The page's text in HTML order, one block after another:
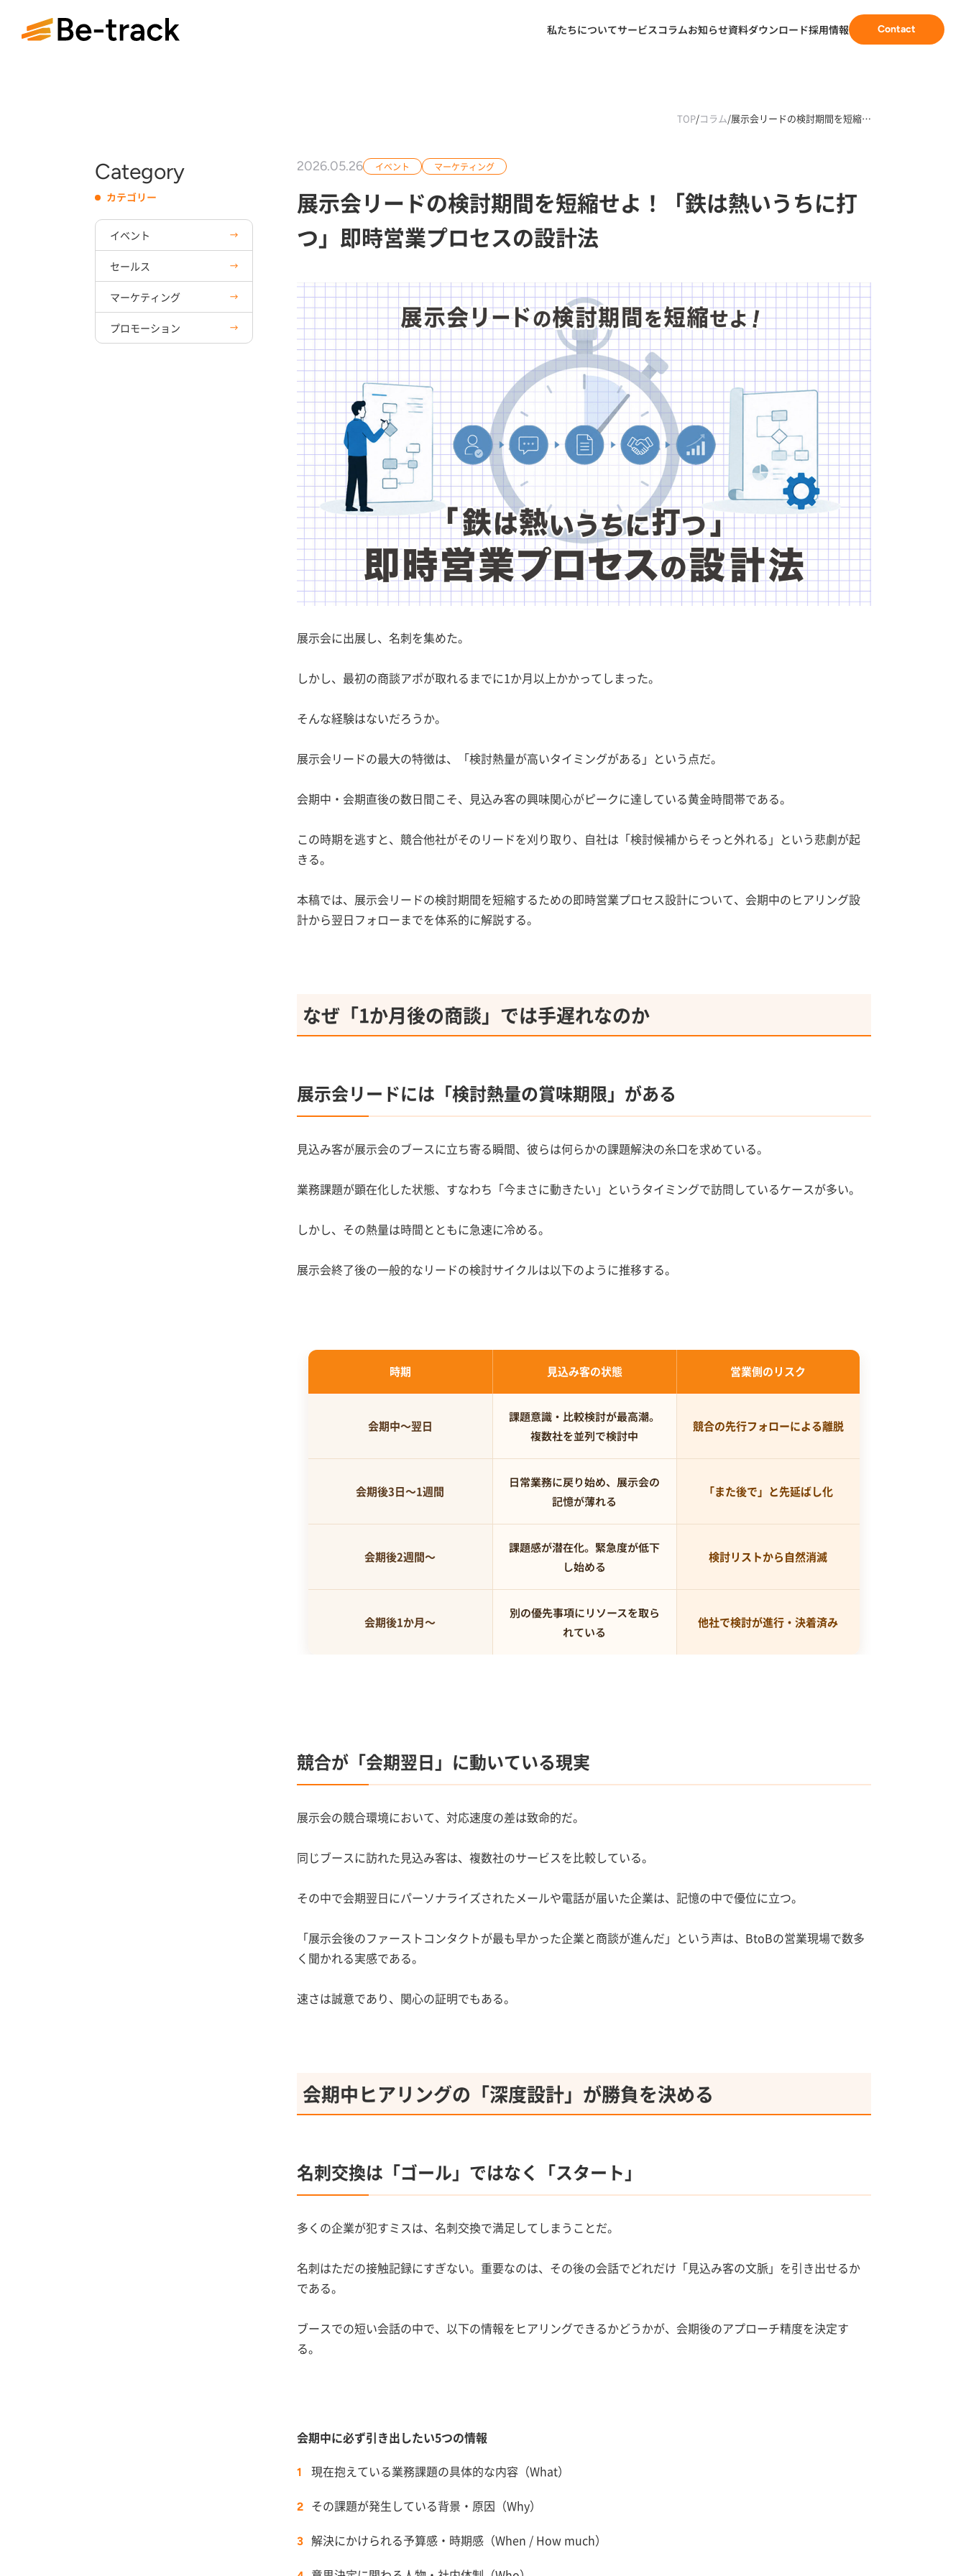
私たちについてサービスコラムお知らせ資料ダウンロード採用情報 Contact
TOP/コラム/展示会リードの検討期間を短縮…
Category
カテゴリー
イベント
セールス
マーケティング
プロモーション
2026.05.26 イベント マーケティング
展示会リードの検討期間を短縮せよ！「鉄は熱いうちに打
つ」即時営業プロセスの設計法
展示会に出展し、名刺を集めた。
しかし、最初の商談アポが取れるまでに1か月以上かかってしまった。
そんな経験はないだろうか。
展示会リードの最大の特徴は、「検討熱量が高いタイミングがある」という点だ。
会期中・会期直後の数日間こそ、見込み客の興味関心がピークに達している黄金時間帯である。
この時期を逃すと、競合他社がそのリードを刈り取り、自社は「検討候補からそっと外れる」という悲劇が起
きる。
本稿では、展示会リードの検討期間を短縮するための即時営業プロセス設計について、会期中のヒアリング設
計から翌日フォローまでを体系的に解説する。
なぜ「1か月後の商談」では手遅れなのか
展示会リードには「検討熱量の賞味期限」がある
見込み客が展示会のブースに立ち寄る瞬間、彼らは何らかの課題解決の糸口を求めている。
業務課題が顕在化した状態、すなわち「今まさに動きたい」というタイミングで訪問しているケースが多い。
しかし、その熱量は時間とともに急速に冷める。
展示会終了後の一般的なリードの検討サイクルは以下のように推移する。
時期 見込み客の状態 営業側のリスク
会期中〜翌日
課題意識・比較検討が最高潮。
複数社を並列で検討中
競合の先行フォローによる離脱
会期後3日〜1週間
日常業務に戻り始め、展示会の
記憶が薄れる
「また後で」と先延ばし化
会期後2週間〜
課題感が潜在化。緊急度が低下
し始める
検討リストから自然消滅
会期後1か月〜
別の優先事項にリソースを取ら
れている
他社で検討が進行・決着済み
競合が「会期翌日」に動いている現実
展示会の競合環境において、対応速度の差は致命的だ。
同じブースに訪れた見込み客は、複数社のサービスを比較している。
その中で会期翌日にパーソナライズされたメールや電話が届いた企業は、記憶の中で優位に立つ。
「展示会後のファーストコンタクトが最も早かった企業と商談が進んだ」という声は、BtoBの営業現場で数多
く聞かれる実感である。
速さは誠意であり、関心の証明でもある。
会期中ヒアリングの「深度設計」が勝負を決める
名刺交換は「ゴール」ではなく「スタート」
多くの企業が犯すミスは、名刺交換で満足してしまうことだ。
名刺はただの接触記録にすぎない。重要なのは、その後の会話でどれだけ「見込み客の文脈」を引き出せるか
である。
ブースでの短い会話の中で、以下の情報をヒアリングできるかどうかが、会期後のアプローチ精度を決定す
る。
会期中に必ず引き出したい5つの情報
現在抱えている業務課題の具体的な内容（What）
その課題が発生している背景・原因（Why）
解決にかけられる予算感・時期感（When / How much）